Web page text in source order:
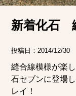
新着化石
投稿日：2014/12/30
縫合線模様が楽
石セブンに登場
レイ！